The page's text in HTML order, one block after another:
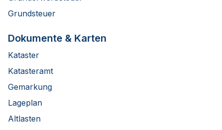
Grundsteuer
Dokumente & Karten
Kataster
Katasteramt
Gemarkung
Lageplan
Altlasten